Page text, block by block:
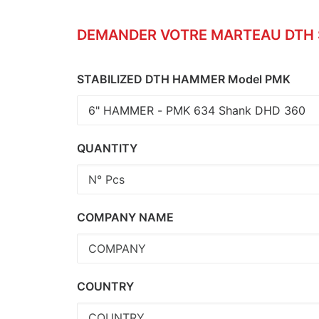
DEMANDER VOTRE MARTEAU DTH
STABILIZED DTH HAMMER Model PMK
QUANTITY
COMPANY NAME
COUNTRY